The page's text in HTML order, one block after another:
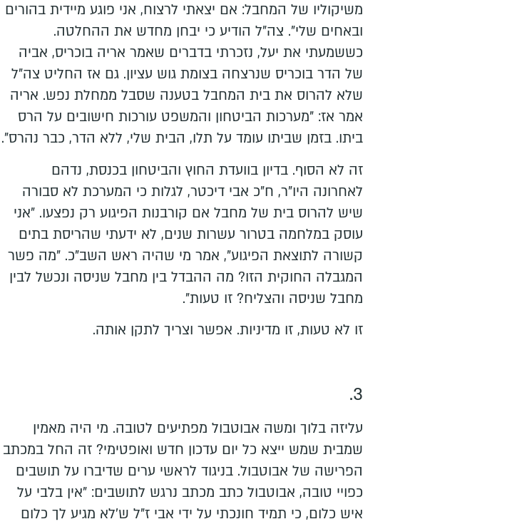
משיקוליו של המחבל: אם יצאתי לרצוח, אני פוגע מיידית בהורים
ובאחים שלי". צה"ל הודיע כי יבחן מחדש את ההחלטה.
כששמעתי את יעל, נזכרתי בדברים שאמר אריה בוכריס, אביה
של הדר בוכריס שנרצחה בצומת גוש עציון. גם אז החליט צה"ל
שלא להרוס את בית המחבל בטענה שסבל ממחלת נפש. אריה
אמר אז: "מערכות הביטחון והמשפט עורכות חישובים על הרס
ביתו. בזמן שביתו עומד על תלו, הבית שלי, ללא הדר, כבר נהרס".
זה לא הסוף. בדיון בוועדת החוץ והביטחון בכנסת, נדהם
לאחרונה היו"ר, ח"כ אבי דיכטר, לגלות כי המערכת לא סבורה
שיש להרוס בית של מחבל אם קורבנות הפיגוע רק נפצעו. "אני
עוסק במלחמה בטרור עשרות שנים, לא ידעתי שהריסת בתים
קשורה לתוצאת הפיגוע", אמר מי שהיה ראש השב"כ. "מה פשר
המגבלה החוקית הזו? מה ההבדל בין מחבל שניסה ונכשל לבין
מחבל שניסה והצליח? זו טעות".
זו לא טעות, זו מדיניות. אפשר וצריך לתקן אותה.
3.
עליזה בלוך ומשה אבוטבול מפתיעים לטובה. מי היה מאמין
שמבית שמש ייצא כל יום עדכון חדש ואופטימי? זה החל במכתב
הפרישה של אבוטבול. בניגוד לראשי ערים שדיברו על תושבים
כפויי טובה, אבוטבול כתב מכתב נרגש לתושבים: "אין בלבי על
איש כלום, כי תמיד חונכתי על ידי אבי ז"ל ש'לא מגיע לך כלום